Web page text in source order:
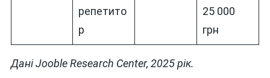
репетито
р
25 000
грн
Дані Jooble Research Center, 2025 рік.